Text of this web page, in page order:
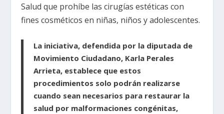
Salud que prohíbe las cirugías estéticas con
fines cosméticos en niñas, niños y adolescentes.
La iniciativa, defendida por la diputada de
Movimiento Ciudadano, Karla Perales
Arrieta, establece que estos
procedimientos solo podrán realizarse
cuando sean necesarios para restaurar la
salud por malformaciones congénitas,